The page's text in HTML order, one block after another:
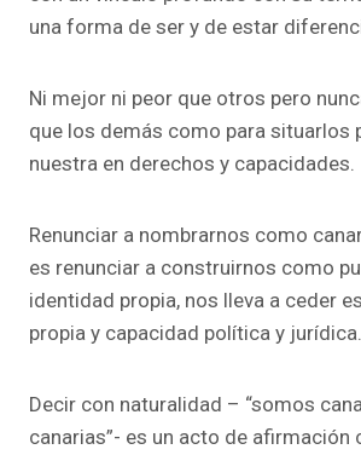
una forma de ser y de estar
Ni mejor ni peor que otros pero
que los demás como para situarlos
nuestra en derechos y capacidades.
Renunciar a nombrarnos como
es renunciar a construirnos como
identidad propia, nos lleva a ceder
propia y capacidad política y jurídica.
Decir con naturalidad – “somos
canarias”- es un acto de afirmación